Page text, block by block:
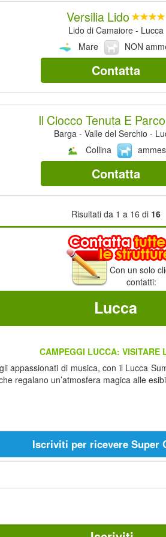
Versilia Lido
Lido di Camaiore - Lucca
Mare
NON
Contatta
Il Ciocco Tenuta E Parco
Barga - Valle del Serchio -
Collina
Contatta
Risultati da 1 a 16 di 16
Con un solo
contatti:
Lucca
CAMPEGGI LUCCA: VISITARE
di musica, con il Lucca
regalano un’atmosfera magica alle
Iscriviti per ricevere Super